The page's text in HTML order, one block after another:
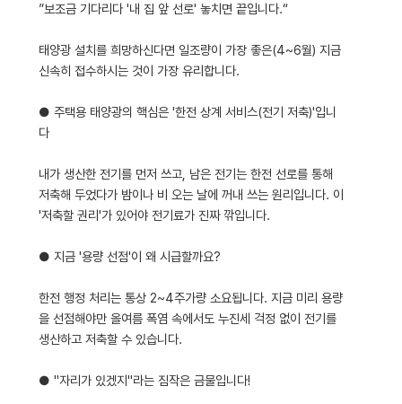
”보조금 기다리다 '내 집 앞 선로' 놓치면 끝입니다.“
태양광 설치를 희망하신다면 일조량이 가장 좋은(4~6월) 지금
신속히 접수하시는 것이 가장 유리합니다.
● 주택용 태양광의 핵심은 '한전 상계 서비스(전기 저축)'입니
다
내가 생산한 전기를 먼저 쓰고, 남은 전기는 한전 선로를 통해
저축해 두었다가 밤이나 비 오는 날에 꺼내 쓰는 원리입니다. 이
'저축할 권리'가 있어야 전기료가 진짜 깎입니다.
● 지금 '용량 선점'이 왜 시급할까요?
한전 행정 처리는 통상 2~4주가량 소요됩니다. 지금 미리 용량
을 선점해야만 올여름 폭염 속에서도 누진세 걱정 없이 전기를
생산하고 저축할 수 있습니다.
● "자리가 있겠지"라는 짐작은 금물입니다!